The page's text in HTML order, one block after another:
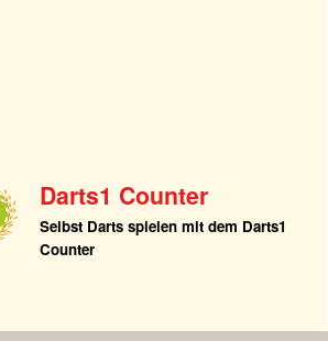
Darts1 Counter
Selbst Darts spielen mit dem Darts1
Counter